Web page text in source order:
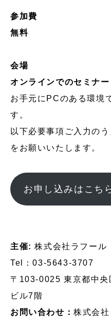
参加費
無料
会場
オンラインでのセミナー
お手元にPCのある環境
す。
以下必要事項ご入力の
をお願いいたします。
お申し込みはこち
主催:株式会社ラフール
Tel：03-5643-3707
〒103-0025 東京都中
ビル7階
お問い合わせ：株式会